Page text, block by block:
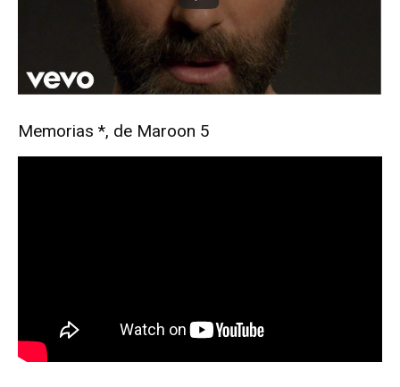
Memorias *, de Maroon 5